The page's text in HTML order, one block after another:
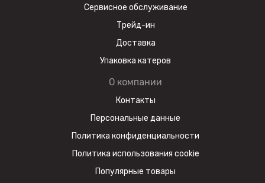
Сервисное обслуживание
Трейд-ин
Доставка
Упаковка катеров
О компании
Контакты
Персональные данные
Политика конфиденциальности
Политика использования cookie
Популярные товары